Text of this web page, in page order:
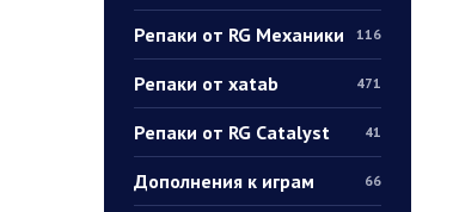
Репаки от RG Механики 116
Репаки от xatab 471
Репаки от RG Catalyst 41
Дополнения к играм 66